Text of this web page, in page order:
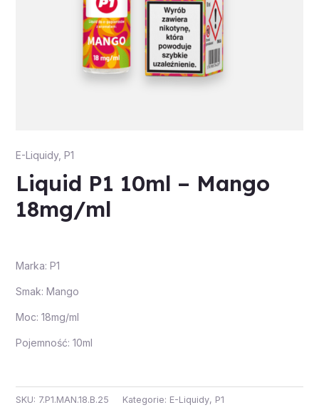
E-Liquidy, P1
Liquid P1 10ml – Mango
18mg/ml
Marka: P1
Smak: Mango
Moc: 18mg/ml
Pojemność: 10ml
SKU: 7.P1.MAN.18.B.25 Kategorie: E-Liquidy, P1